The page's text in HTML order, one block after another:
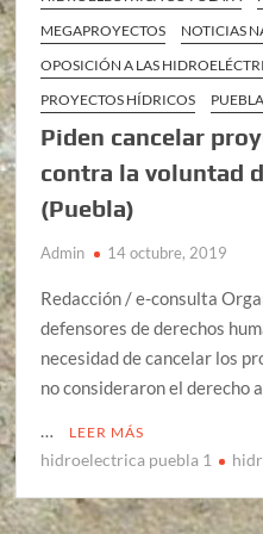
MEGAPROYECTOS
NOTICIAS
OPOSICIÓN A LAS
PROYECTOS HÍDRICOS
PUEBLA
Piden cancelar
contra la voluntad
(Puebla)
Admin 14 octubre, 2019
Redacción / e-consulta
defensores de derechos
necesidad de cancelar los
no consideraron el derecho
…
LEER MÁS
hidroelectrica puebla 1